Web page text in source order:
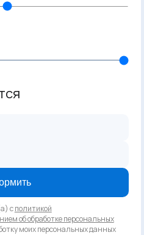
сполитикой
об обработке персональных
моих персональных данных